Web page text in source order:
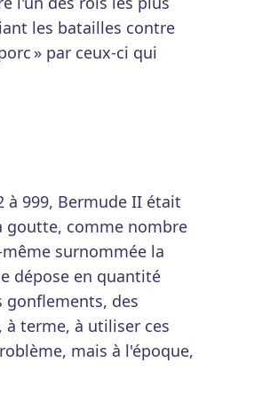
les batailles contre
» par ceux-ci qui
à 999, Bermude II était
goutte, comme nombre
surnommée la
dépose en quantité
gonflements, des
terme, à utiliser ces
mais à l'époque,